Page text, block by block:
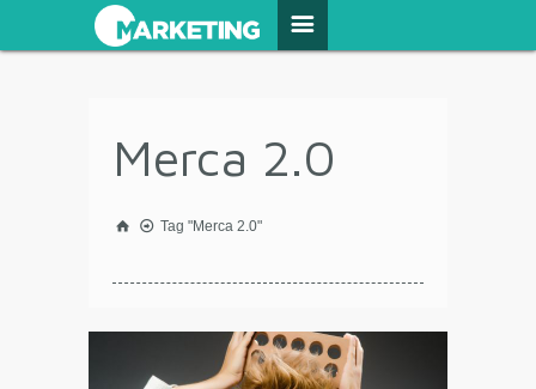
Merca 2.0
Tag "Merca 2.0"